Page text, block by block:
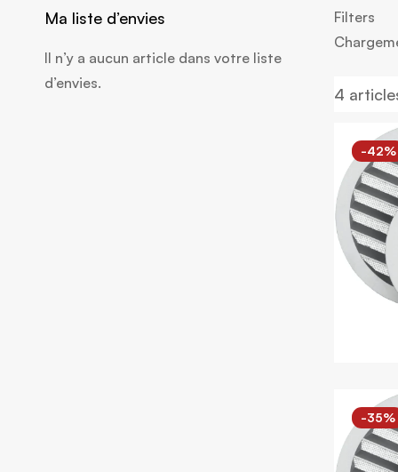
Filters
4
-42%
-35%
Ma liste d’envies
Il n’y a aucun article dans votre liste
d’envies.